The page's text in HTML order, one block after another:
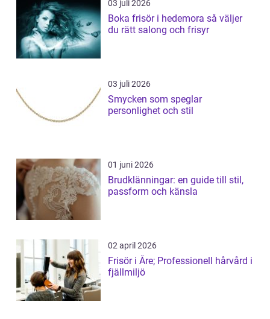
03 juli 2026
Boka frisör i hedemora så väljer
du rätt salong och frisyr
03 juli 2026
Smycken som speglar
personlighet och stil
01 juni 2026
Brudklänningar: en guide till stil,
passform och känsla
02 april 2026
Frisör i Åre; Professionell hårvård i
fjällmiljö